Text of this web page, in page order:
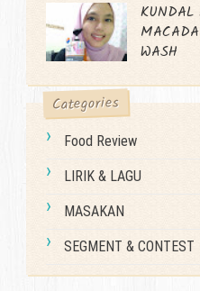
KUNDAL
WASH
Categories
Food Review
LIRIK & LAGU
MASAKAN
SEGMENT & CONTEST